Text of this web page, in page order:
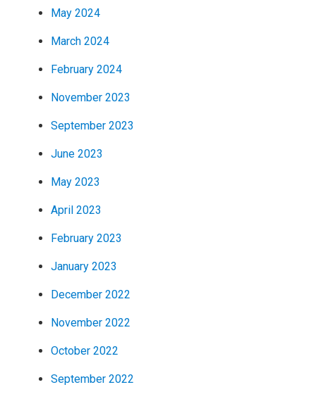
May 2024
March 2024
February 2024
November 2023
September 2023
June 2023
May 2023
April 2023
February 2023
January 2023
December 2022
November 2022
October 2022
September 2022